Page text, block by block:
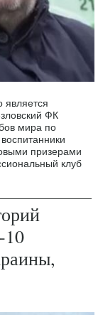
является
ФК
мира по
призерами
клуб